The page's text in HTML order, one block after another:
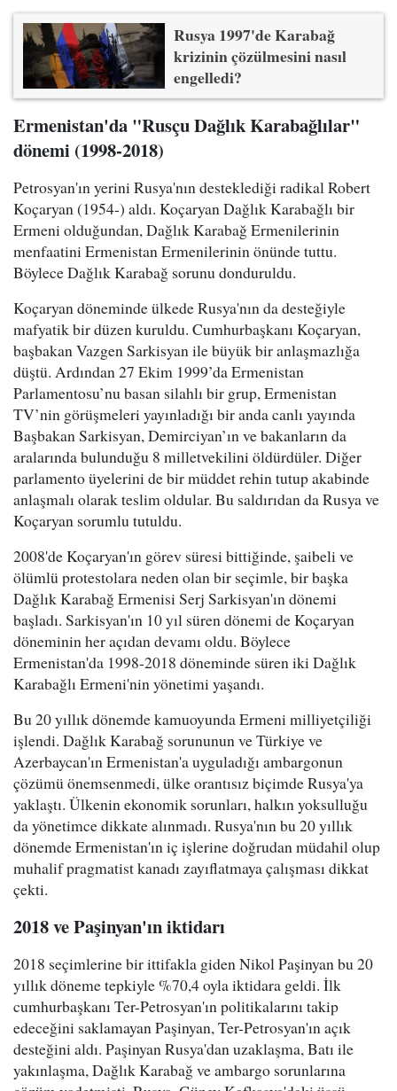
Rusya 1997'de Karabağ
krizinin çözülmesini nasıl
engelledi?
Ermenistan'da "Rusçu Dağlık Karabağlılar"
dönemi (1998-2018)
Petrosyan'ın yerini Rusya'nın desteklediği radikal Robert
Koçaryan (1954-) aldı. Koçaryan Dağlık Karabağlı bir
Ermeni olduğundan, Dağlık Karabağ Ermenilerinin
menfaatini Ermenistan Ermenilerinin önünde tuttu.
Böylece Dağlık Karabağ sorunu donduruldu.
Koçaryan döneminde ülkede Rusya'nın da desteğiyle
mafyatik bir düzen kuruldu. Cumhurbaşkanı Koçaryan,
başbakan Vazgen Sarkisyan ile büyük bir anlaşmazlığa
düştü. Ardından 27 Ekim 1999’da Ermenistan
Parlamentosu’nu basan silahlı bir grup, Ermenistan
TV’nin görüşmeleri yayınladığı bir anda canlı yayında
Başbakan Sarkisyan, Demirciyan’ın ve bakanların da
aralarında bulunduğu 8 milletvekilini öldürdüler. Diğer
parlamento üyelerini de bir müddet rehin tutup akabinde
anlaşmalı olarak teslim oldular. Bu saldırıdan da Rusya ve
Koçaryan sorumlu tutuldu.
2008'de Koçaryan'ın görev süresi bittiğinde, şaibeli ve
ölümlü protestolara neden olan bir seçimle, bir başka
Dağlık Karabağ Ermenisi Serj Sarkisyan'ın dönemi
başladı. Sarkisyan'ın 10 yıl süren dönemi de Koçaryan
döneminin her açıdan devamı oldu. Böylece
Ermenistan'da 1998-2018 döneminde süren iki Dağlık
Karabağlı Ermeni'nin yönetimi yaşandı.
Bu 20 yıllık dönemde kamuoyunda Ermeni milliyetçiliği
işlendi. Dağlık Karabağ sorununun ve Türkiye ve
Azerbaycan'ın Ermenistan'a uyguladığı ambargonun
çözümü önemsenmedi, ülke orantısız biçimde Rusya'ya
yaklaştı. Ülkenin ekonomik sorunları, halkın yoksulluğu
da yönetimce dikkate alınmadı. Rusya'nın bu 20 yıllık
dönemde Ermenistan'ın iç işlerine doğrudan müdahil olup
muhalif pragmatist kanadı zayıflatmaya çalışması dikkat
çekti.
2018 ve Paşinyan'ın iktidarı
2018 seçimlerine bir ittifakla giden Nikol Paşinyan bu 20
yıllık döneme tepkiyle %70,4 oyla iktidara geldi. İlk
cumhurbaşkanı Ter-Petrosyan'ın politikalarını takip
edeceğini saklamayan Paşinyan, Ter-Petrosyan'ın açık
desteğini aldı. Paşinyan Rusya'dan uzaklaşma, Batı ile
yakınlaşma, Dağlık Karabağ ve ambargo sorunlarına